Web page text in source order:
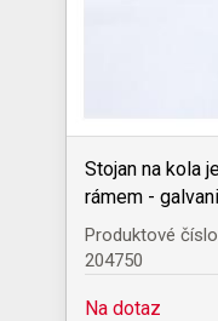
Stojan na kola
rámem -
Produktové
204750
Na dotaz